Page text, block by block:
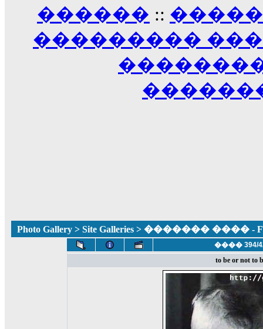
������ ::
���������
Photo Gallery > Site Galleries > ������� ���� -
���� 394/
to be or not to